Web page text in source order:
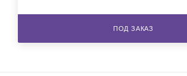
ПОД ЗАКАЗ